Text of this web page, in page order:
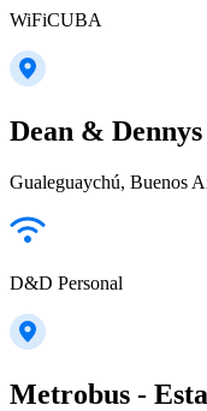
WiFiCUBA
Dean &
Gualeguaychú, Buenos
D&D Personal
Metrobus -